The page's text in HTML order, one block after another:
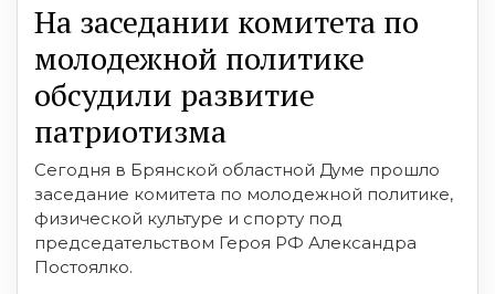
На заседании комитета по
молодежной политике
обсудили развитие
патриотизма
Сегодня в Брянской областной Думе прошло
заседание комитета по молодежной политике,
физической культуре и спорту под
председательством Героя РФ Александра
Постоялко.